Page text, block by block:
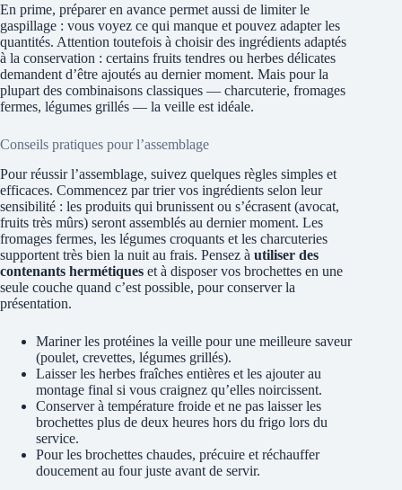
En prime, préparer en avance permet aussi de limiter le
gaspillage : vous voyez ce qui manque et pouvez adapter les
quantités. Attention toutefois à choisir des ingrédients adaptés
à la conservation : certains fruits tendres ou herbes délicates
demandent d’être ajoutés au dernier moment. Mais pour la
plupart des combinaisons classiques — charcuterie, fromages
fermes, légumes grillés — la veille est idéale.
Conseils pratiques pour l’assemblage
Pour réussir l’assemblage, suivez quelques règles simples et
efficaces. Commencez par trier vos ingrédients selon leur
sensibilité : les produits qui brunissent ou s’écrasent (avocat,
fruits très mûrs) seront assemblés au dernier moment. Les
fromages fermes, les légumes croquants et les charcuteries
supportent très bien la nuit au frais. Pensez à utiliser des
contenants hermétiques et à disposer vos brochettes en une
seule couche quand c’est possible, pour conserver la
présentation.
Mariner les protéines la veille pour une meilleure saveur
(poulet, crevettes, légumes grillés).
Laisser les herbes fraîches entières et les ajouter au
montage final si vous craignez qu’elles noircissent.
Conserver à température froide et ne pas laisser les
brochettes plus de deux heures hors du frigo lors du
service.
Pour les brochettes chaudes, précuire et réchauffer
doucement au four juste avant de servir.